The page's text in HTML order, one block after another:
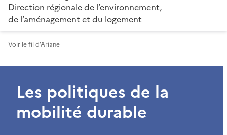
Direction régionale de l’environnement,
de l’aménagement et du logement
Voir le fil d'Ariane
Les politiques de la
mobilité durable